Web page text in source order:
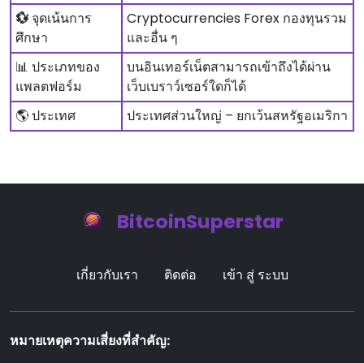
💱 จุดเน้นการ
ศึกษา
Cryptocurrencies Forex กองทุนรวม
และอื่น ๆ
📊 ประเภทของ
แพลตฟอร์ม
บนอินเทอร์เน็ตสามารถเข้าถึงได้ผ่าน
เว็บเบราว์เซอร์ใดก็ได้
🌎 ประเทศ
ประเทศส่วนใหญ่ – ยกเว้นสหรัฐอเมริกา
BitcoinSuperstar
เกี่ยวกับเรา ติดต่อ เข้า สู่ ระบบ
หมายเหตุความเสี่ยงที่สําคัญ: